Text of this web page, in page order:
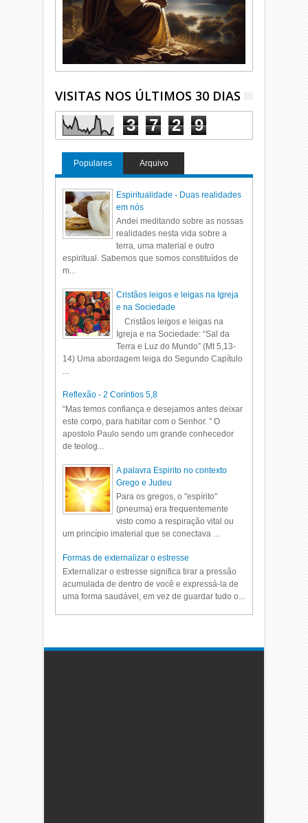
VISITAS NOS ÚLTIMOS 30 DIAS
3 7 2 9
Populares Arquivo
Espiritualidade - Duas realidades
em nós
Andei meditando sobre as nossas
realidades nesta vida sobre a
terra, uma material e outro
espiritual. Sabemos que somos constituídos de
m...
Cristãos leigos e leigas na Igreja
e na Sociedade
Cristãos leigos e leigas na
Igreja e na Sociedade: “Sal da
Terra e Luz do Mundo” (Mt 5,13-
14) Uma abordagem leiga do Segundo Capítulo
Reflexão - 2 Coríntios 5,8
“Mas temos confiança e desejamos antes deixar
este corpo, para habitar com o Senhor. ” O
apostolo Paulo sendo um grande conhecedor
de teolog...
A palavra Espirito no contexto
Grego e Judeu
Para os gregos, o "espírito"
(pneuma) era frequentemente
visto como a respiração vital ou
um princípio imaterial que se conectava ...
Formas de externalizar o estresse
Externalizar o estresse significa tirar a pressão
acumulada de dentro de você e expressá-la de
uma forma saudável, em vez de guardar tudo o...